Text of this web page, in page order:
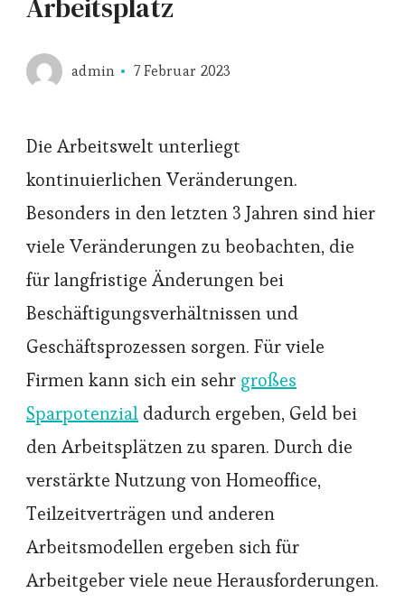
Arbeitsplatz
admin 7 Februar 2023
Die Arbeitswelt unterliegt
kontinuierlichen Veränderungen.
Besonders in den letzten 3 Jahren sind hier
viele Veränderungen zu beobachten, die
für langfristige Änderungen bei
Beschäftigungsverhältnissen und
Geschäftsprozessen sorgen. Für viele
Firmen kann sich ein sehr großes
Sparpotenzial dadurch ergeben, Geld bei
den Arbeitsplätzen zu sparen. Durch die
verstärkte Nutzung von Homeoffice,
Teilzeitverträgen und anderen
Arbeitsmodellen ergeben sich für
Arbeitgeber viele neue Herausforderungen.